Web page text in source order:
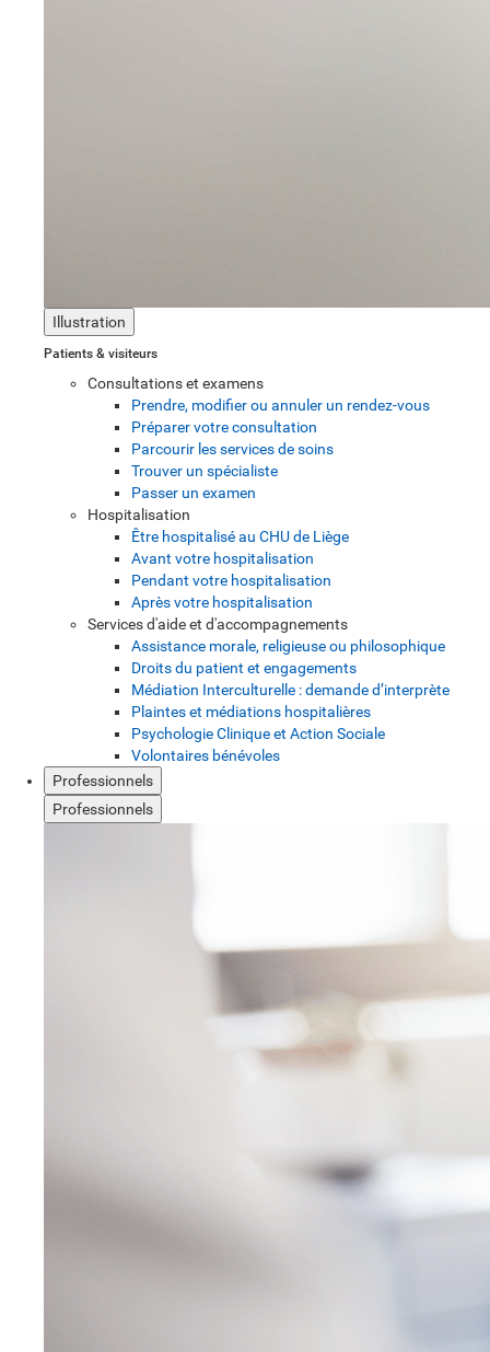
Illustration
Patients & visiteurs
Consultations et examens
Prendre, modifier ou annuler un rendez-vous
Préparer votre consultation
Parcourir les services de soins
Trouver un spécialiste
Passer un examen
Hospitalisation
Être hospitalisé au CHU de Liège
Avant votre hospitalisation
Pendant votre hospitalisation
Après votre hospitalisation
Services d'aide et d'accompagnements
Assistance morale, religieuse ou philosophique
Droits du patient et engagements
Médiation Interculturelle : demande d’interprète
Plaintes et médiations hospitalières
Psychologie Clinique et Action Sociale
Volontaires bénévoles
Professionnels
Professionnels